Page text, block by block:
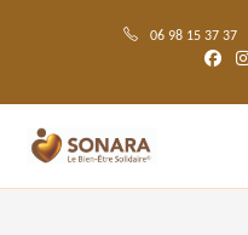
06 98 15 37 37